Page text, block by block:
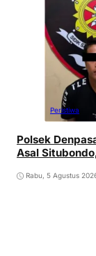
Peristiwa
Polsek
Asal
Rabu, 5 Agustus